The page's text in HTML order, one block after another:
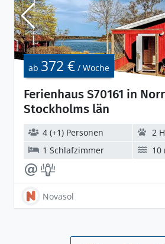
Ferienhaus S70161 in
Stockholms län
ab 372 € / Woche
4 (+1) Personen
2
1 Schlafzimmer
10
Novasol